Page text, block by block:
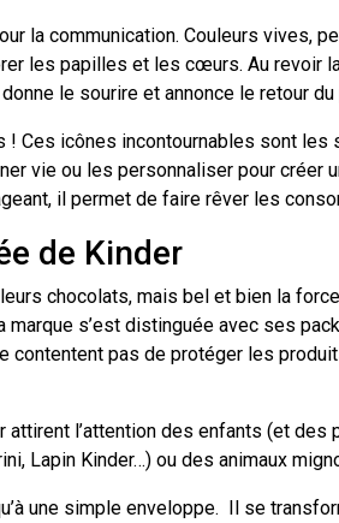
la communication. Couleurs vives,
les papilles et les cœurs. Au revoir
le sourire et annonce le retour
Ces icônes incontournables sont
vie ou les personnaliser pour créer
il permet de faire rêver les
de Kinder
chocolats, mais bel et bien la
marque s’est distinguée avec ses
contentent pas de protéger les
l’attention des enfants (et
Lapin Kinder…) ou des animaux
une simple enveloppe. Il se